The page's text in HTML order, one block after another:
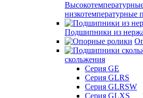
низкотемпературные
Подшипники из
скольжения
Серия GE
Серия GLRS
Серия GLRSW
Серия GLXS